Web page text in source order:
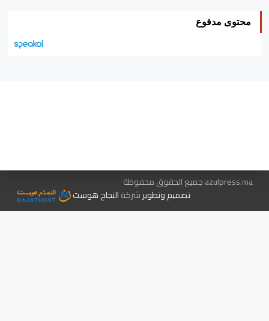
محتوى مدفوع
azulpress.ma جميع الحقوق محفوظة
تصميم وتطويرشركةالنجاح هوست